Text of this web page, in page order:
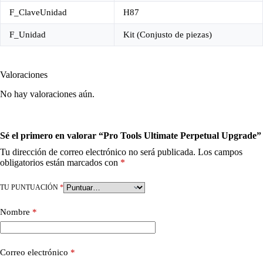
F_ClaveUnidad H87
F_Unidad Kit (Conjusto de piezas)
Valoraciones
No hay valoraciones aún.
Sé el primero en valorar “Pro Tools Ultimate Perpetual Upgrade”
Tu dirección de correo electrónico no será publicada. Los campos
obligatorios están marcados con *
TU PUNTUACIÓN *
Nombre *
Correo electrónico *